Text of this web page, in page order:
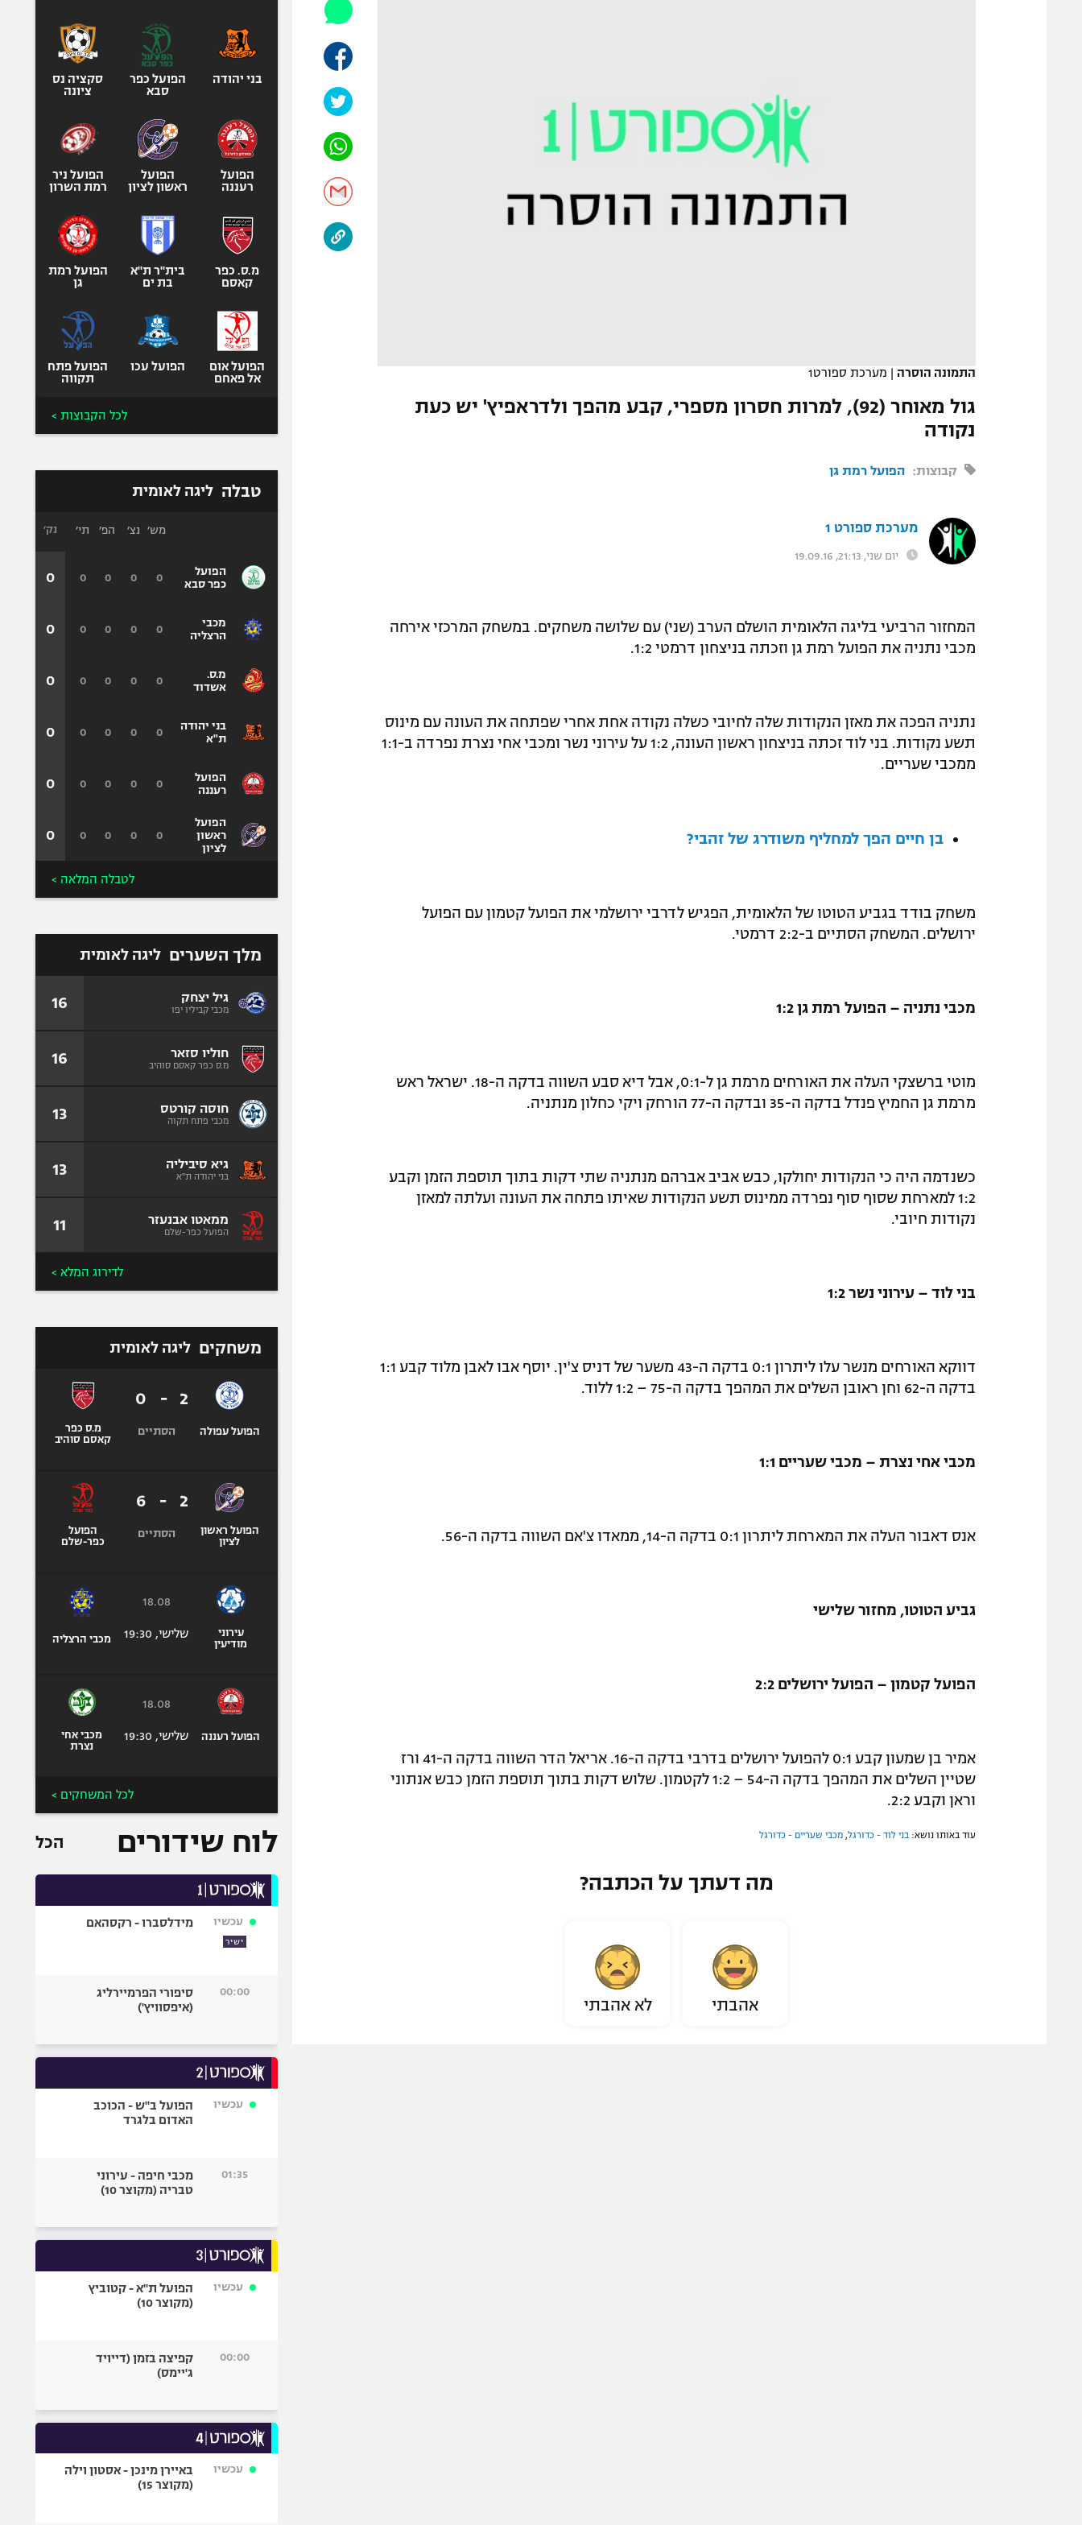
המגזין
מכבי נתניה
בני יהודה
אופניים
ספורט מוטורי
כדורמים
בייסבול MLB
ספורט אתגרי
אומנויות לחימה
גיימינג E-Sports
התמונה הוסרה | מערכת ספורט1
גול מאוחר (92), למרות חסרון מספרי, קבע מהפך ולדראפיץ' יש כעת
נקודה
קבוצות: הפועל רמת גן
מערכת ספורט 1
יום שני, 21:13, 19.09.16
המחזור הרביעי בליגה הלאומית הושלם הערב (שני) עם שלושה משחקים. במשחק המרכזי אירחה
מכבי נתניה את הפועל רמת גן וזכתה בניצחון דרמטי 1:2.
נתניה הפכה את מאזן הנקודות שלה לחיובי כשלה נקודה אחת אחרי שפתחה את העונה עם מינוס
תשע נקודות. בני לוד זכתה בניצחון ראשון העונה, 1:2 על עירוני נשר ומכבי אחי נצרת נפרדה ב-1:1
ממכבי שעריים.
בן חיים הפך למחליף משודרג של זהבי?
משחק בודד בגביע הטוטו של הלאומית, הפגיש לדרבי ירושלמי את הפועל קטמון עם הפועל
ירושלים. המשחק הסתיים ב-2:2 דרמטי.
מכבי נתניה – הפועל רמת גן 1:2
מוטי ברשצקי העלה את האורחים מרמת גן ל-0:1, אבל דיא סבע השווה בדקה ה-18. ישראל ראש
מרמת גן החמיץ פנדל בדקה ה-35 ובדקה ה-77 הורחק ויקי כחלון מנתניה.
כשנדמה היה כי הנקודות יחולקו, כבש אביב אברהם מנתניה שתי דקות בתוך תוספת הזמן וקבע
1:2 למארחת שסוף סוף נפרדה ממינוס תשע הנקודות שאיתו פתחה את העונה ועלתה למאזן
נקודות חיובי.
בני לוד – עירוני נשר 1:2
דווקא האורחים מנשר עלו ליתרון 0:1 בדקה ה-43 משער של דניס צ'ין. יוסף אבו לאבן מלוד קבע 1:1
בדקה ה-62 וחן ראובן השלים את המהפך בדקה ה-75 – 1:2 ללוד.
מכבי אחי נצרת – מכבי שעריים 1:1
אנס דאבור העלה את המארחת ליתרון 0:1 בדקה ה-14, ממאדו צ'אם השווה בדקה ה-56.
גביע הטוטו, מחזור שלישי
הפועל קטמון – הפועל ירושלים 2:2
אמיר בן שמעון קבע 0:1 להפועל ירושלים בדרבי בדקה ה-16. אריאל הדר השווה בדקה ה-41 ורז
שטיין השלים את המהפך בדקה ה-54 – 1:2 לקטמון. שלוש דקות בתוך תוספת הזמן כבש אנתוני
וראן וקבע 2:2.
עוד באותו נושא: בני לוד - כדורגל מכבי שעריים - כדורגל
מה דעתך על הכתבה?
אהבתי לא אהבתי
בני יהודה
הפועל כפר
סבא
סקציה נס
ציונה
הפועל
רעננה
הפועל
ראשון לציון
הפועל ניר
רמת השרון
מ.ס. כפר
קאסם
בית"ר ת"א
בת ים
הפועל רמת
גן
הפועל אום
אל פאחם
הפועל עכו
הפועל פתח
תקווה
לכל הקבוצות >
טבלה ליגה לאומית
הפועל
כפר סבא
מכבי
הרצליה
מ.ס.
אשדוד
בני יהודה
ת"א
הפועל
רעננה
הפועל
ראשון
לציון
מש׳ נצ׳ הפ׳ תי׳
0
0
0
0
0
0
0
0
0
0
0
0
0
0
0
0
0
0
0
0
0
0
0
0
נק׳
0
0
0
0
0
0
לטבלה המלאה >
מלך השערים ליגה לאומית
גיל יצחק
מכבי קביליו יפו 16
חוליו סזאר
מ.ס כפר קאסם סוהיב 16
חוסה קורטס
מכבי פתח תקוה 13
גיא סיביליה
בני יהודה ת"א 13
ממאטו אבנעזר
הפועל כפר-שלם 11
לדירוג המלא >
משחקים ליגה לאומית
הפועל עפולה
2
-
0
הסתיים
מ.ס כפר
קאסם סוהיב
הפועל ראשון
לציון
2
-
6
הסתיים
הפועל
כפר-שלם
עירוני
מודיעין
18.08
שלישי, 19:30 מכבי הרצליה
הפועל רעננה
18.08
שלישי, 19:30
מכבי אחי
נצרת
לכל המשחקים >
לוח שידורים הכל
עכשיו
ישיר
מידלסברו - רקסהאם
00:00
סיפורי הפרמיירליג
(איפסוויץ')
עכשיו
הפועל ב"ש - הכוכב
האדום בלגרד
01:35
מכבי חיפה - עירוני
טבריה (מקוצר 10)
עכשיו
הפועל ת"א - קטוביץ
(מקוצר 10)
00:00
קפיצה בזמן (דייויד
ג'יימס)
עכשיו
באיירן מינכן - אסטון וילה
(מקוצר 15)